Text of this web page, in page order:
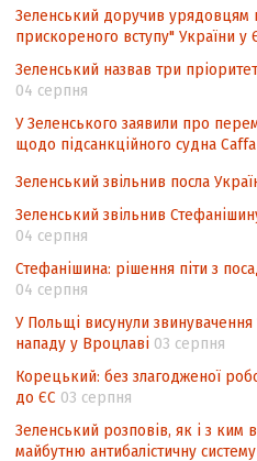
контексті
Аналіз виборчого
невизначеності
Інформаційна
Зеленський доручив урядовцям
прискореного вступу" України у
Зеленський назвав три
04 серпня
У Зеленського заявили про
щодо підсанкційного судна Caffa
Зеленський звільнив посла
Зеленський звільнив
04 серпня
Стефанішина: рішення піти з
04 серпня
У Польщі висунули
нападу у Вроцлаві 03 серпня
Корецький: без злагодженої
до ЄС 03 серпня
Зеленський розповів, як і з
майбутню антибалістичну